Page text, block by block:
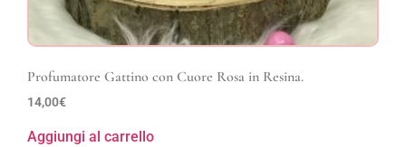
Profumatore Gattino con Cuore Rosa in Resina.
14,00€
Aggiungi al carrello